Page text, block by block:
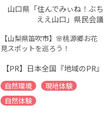
山口県「住んでみぃね！ぶち
ええ山口」県民会議
【山梨県笛吹市】🌸桃源郷お花
見スポットを巡ろう！
【PR】日本全国『地域のPR』
自然環境
現地体験
自然体験